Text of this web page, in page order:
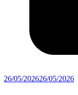
26/05/202626/05/2026